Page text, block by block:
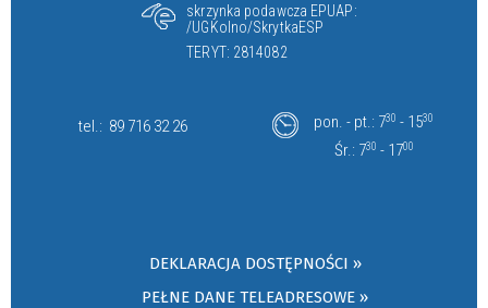
skrzynka podawcza EPUAP:
/UGKolno/SkrytkaESP
TERYT: 2814082
tel.: 89 716 32 26 pon. - pt.: 730 - 1530
Śr.: 730 - 1700
DEKLARACJA DOSTĘPNOŚCI »
PEŁNE DANE TELEADRESOWE »